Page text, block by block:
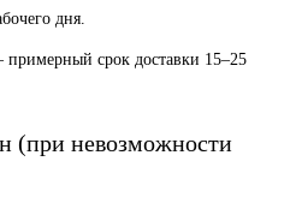
дня.
срок доставки 15–25
(при невозможности